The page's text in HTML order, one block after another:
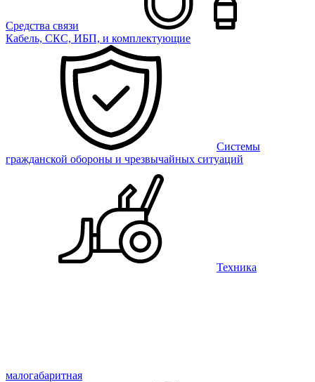
Средства связи
Кабель, СКС, ИБП, и комплектующие
Системы
гражданской обороны и чрезвычайных ситуаций
Техника
малогабаритная